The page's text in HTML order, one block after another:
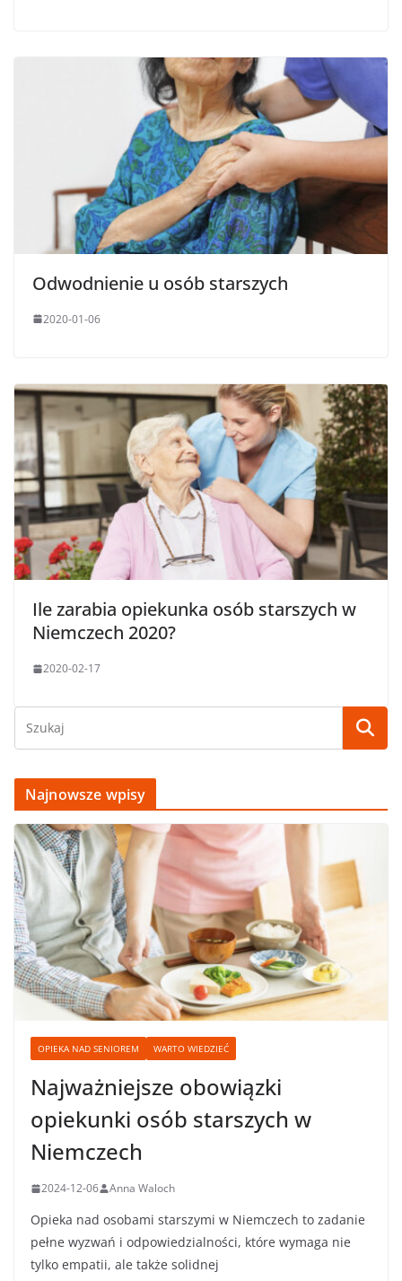
Odwodnienie u osób starszych
2020-01-06
Ile zarabia opiekunka osób starszych w
Niemczech 2020?
2020-02-17
Najnowsze wpisy
OPIEKA NAD SENIOREM WARTO WIEDZIEĆ
Najważniejsze obowiązki
opiekunki osób starszych w
Niemczech
2024-12-06 Anna Waloch
Opieka nad osobami starszymi w Niemczech to zadanie
pełne wyzwań i odpowiedzialności, które wymaga nie
tylko empatii, ale także solidnej